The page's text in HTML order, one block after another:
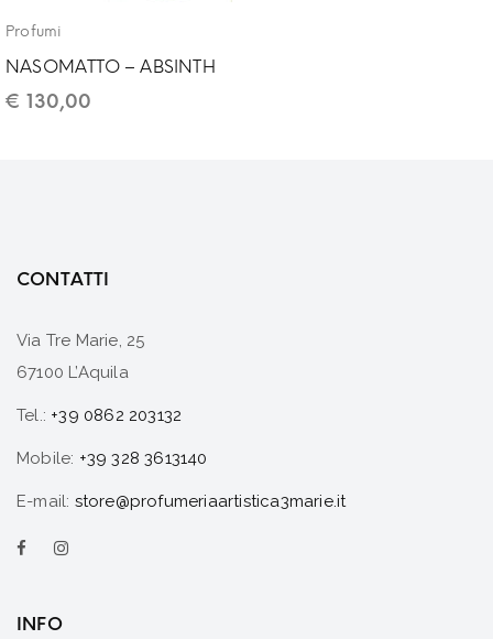
Profumi
NASOMATTO – ABSINTH
€ 130,00
CONTATTI
Via Tre Marie, 25
67100 L’Aquila
Tel.: +39 0862 203132
Mobile: +39 328 3613140
E-mail: store@profumeriaartistica3marie.it
INFO